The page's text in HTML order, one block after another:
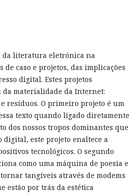
da literatura eletrónica na
de caso e projetos, das implicações
digital. Estes projetos
da materialidade da Internet:
resíduos. O primeiro projeto é um
texto quando ligado diretamente
dos nossos tropos dominantes que
digital, este projeto enaltece a
tecnológicos. O segundo
como uma máquina de poesia e
tangíveis através de modems
estão por trás da estética